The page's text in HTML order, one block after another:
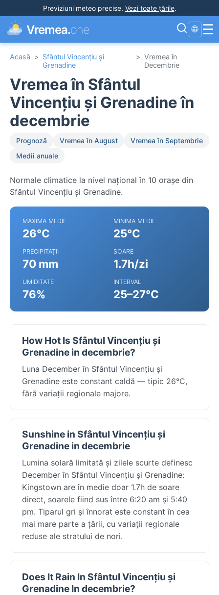
Previziuni meteo precise. Vezi toate țările.
Vremea.one 🌐 ☰
Acasă > Sfântul Vincențiu și
Grenadine
> Vremea în
Decembrie
Vremea în Sfântul
Vincențiu și Grenadine în
decembrie
Prognoză Vremea în August
Vremea în Septembrie
Medii anuale
Normale climatice la nivel național în 10 orașe din
Sfântul Vincențiu și Grenadine.
MAXIMA MEDIE
26°C
MINIMA MEDIE
25°C
PRECIPITAȚII
70 mm
SOARE
1.7h/zi
UMIDITATE
76%
INTERVAL
25–27°C
How Hot Is Sfântul Vincențiu și
Grenadine in decembrie?
Luna December în Sfântul Vincențiu și
Grenadine este constant caldă — tipic 26°C,
fără variații regionale majore.
Sunshine in Sfântul Vincențiu și
Grenadine in decembrie
Lumina solară limitată și zilele scurte definesc
December în Sfântul Vincențiu și Grenadine:
Kingstown are în medie doar 1.7h de soare
direct, soarele fiind sus între 6:20 am și 5:40
pm. Tiparul gri și înnorat este constant în cea
mai mare parte a țării, cu variații regionale
reduse ale stratului de nori.
Does It Rain In Sfântul Vincențiu și
Grenadine In decembrie?